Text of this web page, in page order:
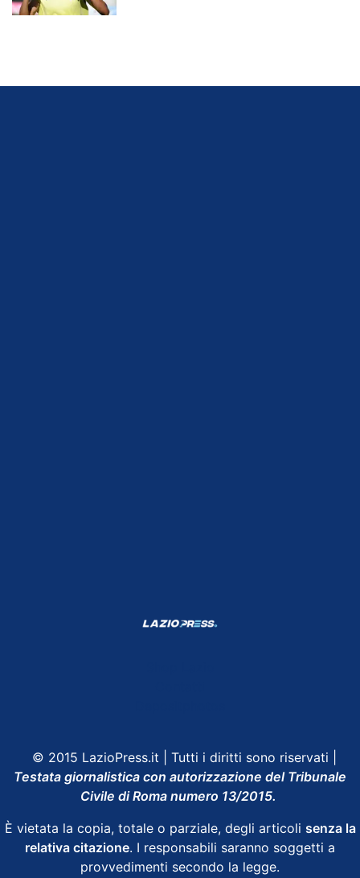
© 2015 LazioPress.it | Tutti i diritti sono riservati |
Testata giornalistica con autorizzazione del Tribunale
Civile di Roma numero 13/2015.
È vietata la copia, totale o parziale, degli articoli senza la
relativa citazione. I responsabili saranno soggetti a
provvedimenti secondo la legge.